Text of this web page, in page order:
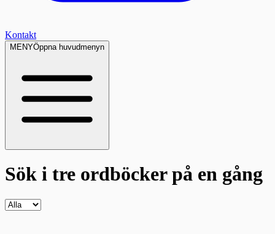
Kontakt
MENYÖppna huvudmenyn
Sök i tre ordböckerpå en gång